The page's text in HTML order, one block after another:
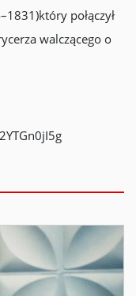
połączył
walczącego o